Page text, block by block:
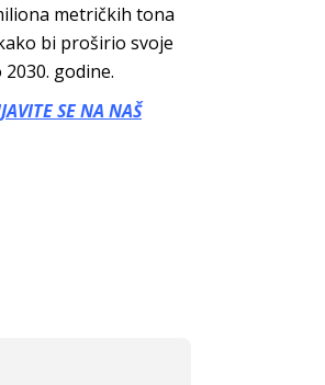
metričkih tona
bi proširio svoje
godine.
SE NA NAŠ